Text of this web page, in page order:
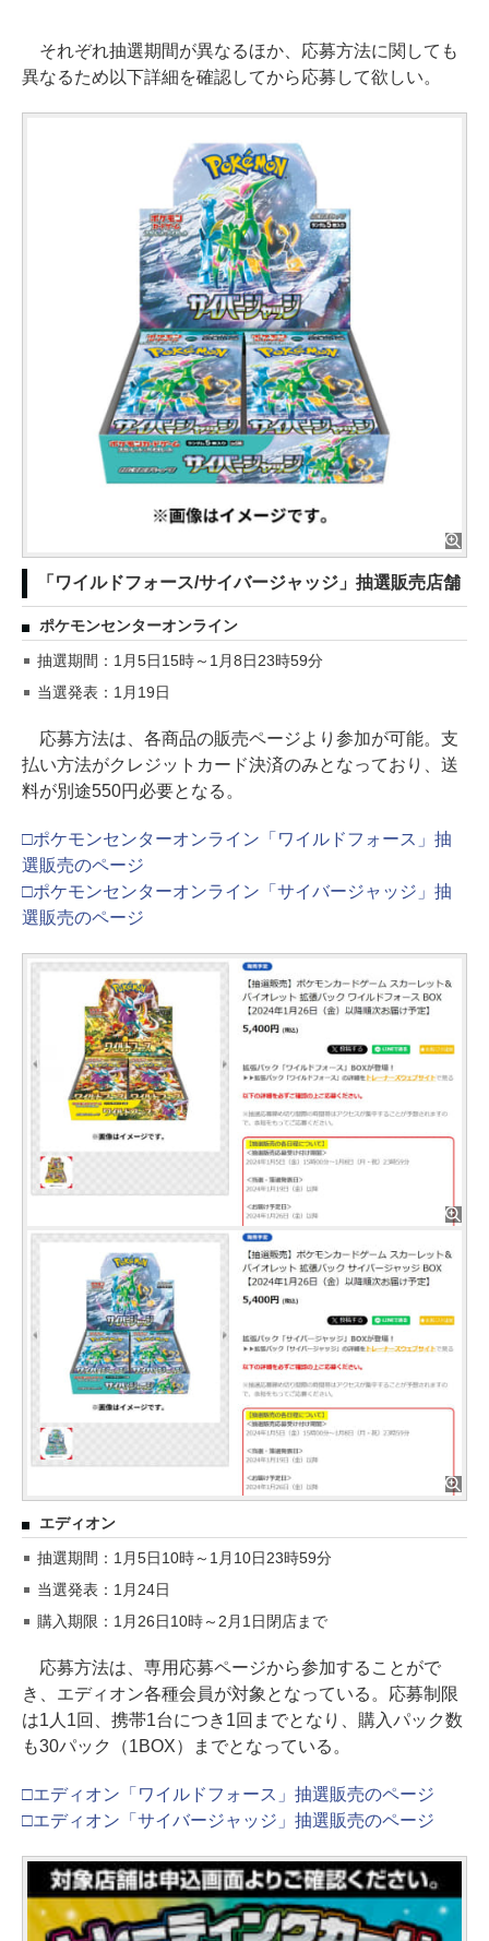
それぞれ抽選期間が異なるほか、応募方法に関しても
異なるため以下詳細を確認してから応募して欲しい。
「ワイルドフォース/サイバージャッジ」抽選販売店舗
ポケモンセンターオンライン
抽選期間：1月5日15時～1月8日23時59分
当選発表：1月19日
応募方法は、各商品の販売ページより参加が可能。支
払い方法がクレジットカード決済のみとなっており、送
料が別途550円必要となる。
□ポケモンセンターオンライン「ワイルドフォース」抽
選販売のページ
□ポケモンセンターオンライン「サイバージャッジ」抽
選販売のページ
エディオン
抽選期間：1月5日10時～1月10日23時59分
当選発表：1月24日
購入期限：1月26日10時～2月1日閉店まで
応募方法は、専用応募ページから参加することがで
き、エディオン各種会員が対象となっている。応募制限
は1人1回、携帯1台につき1回までとなり、購入パック数
も30パック（1BOX）までとなっている。
□エディオン「ワイルドフォース」抽選販売のページ
□エディオン「サイバージャッジ」抽選販売のページ